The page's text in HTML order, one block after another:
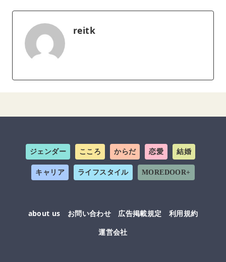
reitk
ジェンダー こころ からだ 恋愛 結婚
キャリア ライフスタイル MOREDOOR+
about us お問い合わせ 広告掲載規定
利用規約
運営会社